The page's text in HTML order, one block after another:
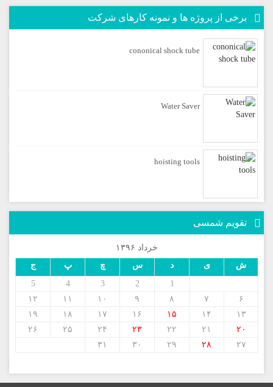
برخی از پروژه ها و نمونه کارهای شرکت
cononical shock tube
Water Saver
hoisting tools
تقویم شمسی
خرداد ۱۳۹۶
ش
ی د س چ پ
ج
1
2
3
4
5
۶
۷ ۸ ۹ ۱۰ ۱۱
۱۲
۱۳
۱۴ ۱۵ ۱۶ ۱۷ ۱۸
۱۹
۲۰
۲۱ ۲۲ ۲۳ ۲۴ ۲۵
۲۶
۲۷
۲۸ ۲۹ ۳۰ ۳۱